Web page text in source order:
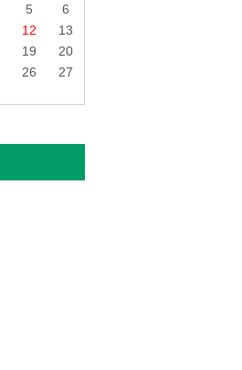
5
6
12
13
19
20
26
27